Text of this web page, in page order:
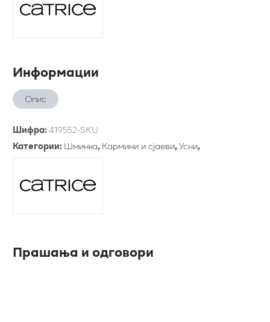
Информации
Опис
Шифра:419552-SKU
Категории:Шминка,Кармини и сјаеви,Усни,
Прашања и одговори